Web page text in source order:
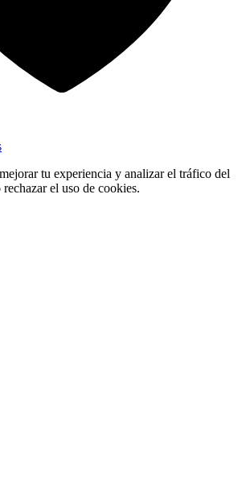
tu experiencia y analizar el tráfico del
el uso de cookies.